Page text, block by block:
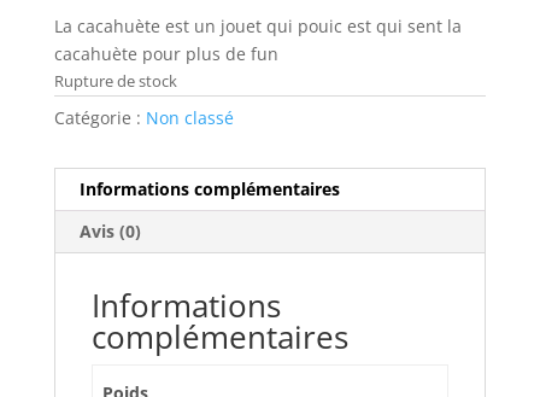
La cacahuète est un jouet qui pouic est qui sent la
cacahuète pour plus de fun
Rupture de stock
Catégorie : Non classé
Informations complémentaires
Avis (0)
Informations
complémentaires